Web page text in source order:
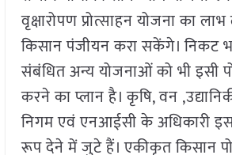
वृक्षारोपण प्रोत्साहन योजना का
किसान पंजीयन करा सकेंगे। निकट
संबंधित अन्य योजनाओं को भी इसी
करने का प्लान है। कृषि,वन ,
निगम एवं एनआईसी के अधिकारी
रूप देने में जुटे हैं। एकीकृत किसान